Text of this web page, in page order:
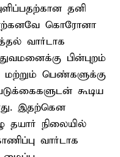
தனி
ஏற்கனவே கொரோனா
வார்டாக
பின்புறம்
பெண்களுக்கு
கூடிய
இதற்கென
தயார் நிலையில்
வார்டாக